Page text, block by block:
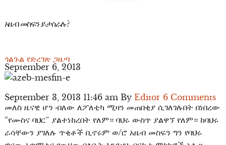
አዜብ መስፍን ይታሰራሉ?
ጎልጉል የድረገጽ ጋዜጣ
September 6, 2013
September 3, 2013 11:46 am By Editor 6 Comments
መለስ ዜናዊ ሆን ብለው ለፖለቲካ ሚዛን መጠበቂያ ሲገለገሉበት በነበረው
“የሙስና ባህር” ያልተነከረበት የለም። ባህሩ ውስጥ ያልዋኘ የለም። ከባህሩ
ራሳቸውን ያገለሉ ጥቂቶች ቢኖሩም ወ/ሮ አዜብ መስፍን ግን የባህሩ